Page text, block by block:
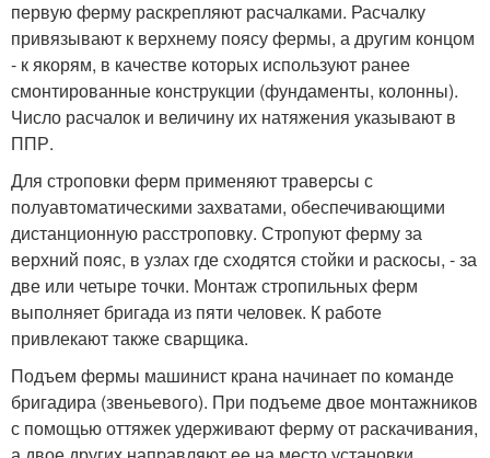
первую ферму раскрепляют расчалками. Расчалку
привязывают к верхнему поясу фермы, а другим концом
- к якорям, в качестве которых используют ранее
смонтированные конструкции (фундаменты, колонны).
Число расчалок и величину их натяжения указывают в
ППР.
Для строповки ферм применяют траверсы с
полуавтоматическими захватами, обеспечивающими
дистанционную расстроповку. Стропуют ферму за
верхний пояс, в узлах где сходятся стойки и раскосы, - за
две или четыре точки. Монтаж стропильных ферм
выполняет бригада из пяти человек. К работе
привлекают также сварщика.
Подъем фермы машинист крана начинает по команде
бригадира (звеньевого). При подъеме двое монтажников
с помощью оттяжек удерживают ферму от раскачивания,